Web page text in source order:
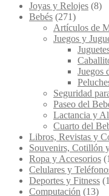
Joyas y Relojes (8)
Bebés (271)
Artículos de
Juegos y
Juegos
Seguridad
Paseo del
Lactancia y
Cuarto del
Libros, Revistas y
Souvenirs, Cotillón
Ropa y Accesorios
Celulares y
Deportes y Fitness
Computación (13)